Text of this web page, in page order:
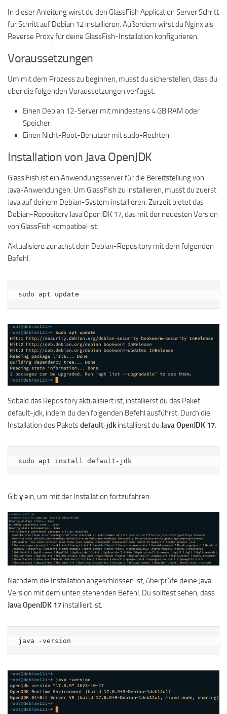
In dieser Anleitung wirst du den GlassFish Application Server Schritt
für Schritt auf Debian 12 installieren. Außerdem wirst du Nginx als
Reverse Proxy für deine GlassFish-Installation konfigurieren.
Voraussetzungen
Um mit dem Prozess zu beginnen, musst du sicherstellen, dass du
über die folgenden Voraussetzungen verfügst:
Einen Debian 12-Server mit mindestens 4 GB RAM oder
Speicher.
Einen Nicht-Root-Benutzer mit sudo-Rechten.
Installation von Java OpenJDK
GlassiFish ist ein Anwendungsserver für die Bereitstellung von
Java-Anwendungen. Um GlassFish zu installieren, musst du zuerst
Java auf deinem Debian-System installieren. Zurzeit bietet das
Debian-Repository Java OpenJDK 17, das mit der neuesten Version
von GlassFish kompatibel ist.
Aktualisiere zunächst dein Debian-Repository mit dem folgenden
Befehl.
sudo apt update
Sobald das Repository aktualisiert ist, installierst du das Paket
default-jdk, indem du den folgenden Befehl ausführst. Durch die
Installation des Paketsdefault-jdk installierst du Java OpenJDK 17.
sudo apt install default-jdk
Gib yein, um mit der Installation fortzufahren.
Nachdem die Installation abgeschlossen ist, überprüfe deine Java-
Version mit dem unten stehenden Befehl. Du solltest sehen, dass
Java OpenJDK 17 installiert ist.
java -version